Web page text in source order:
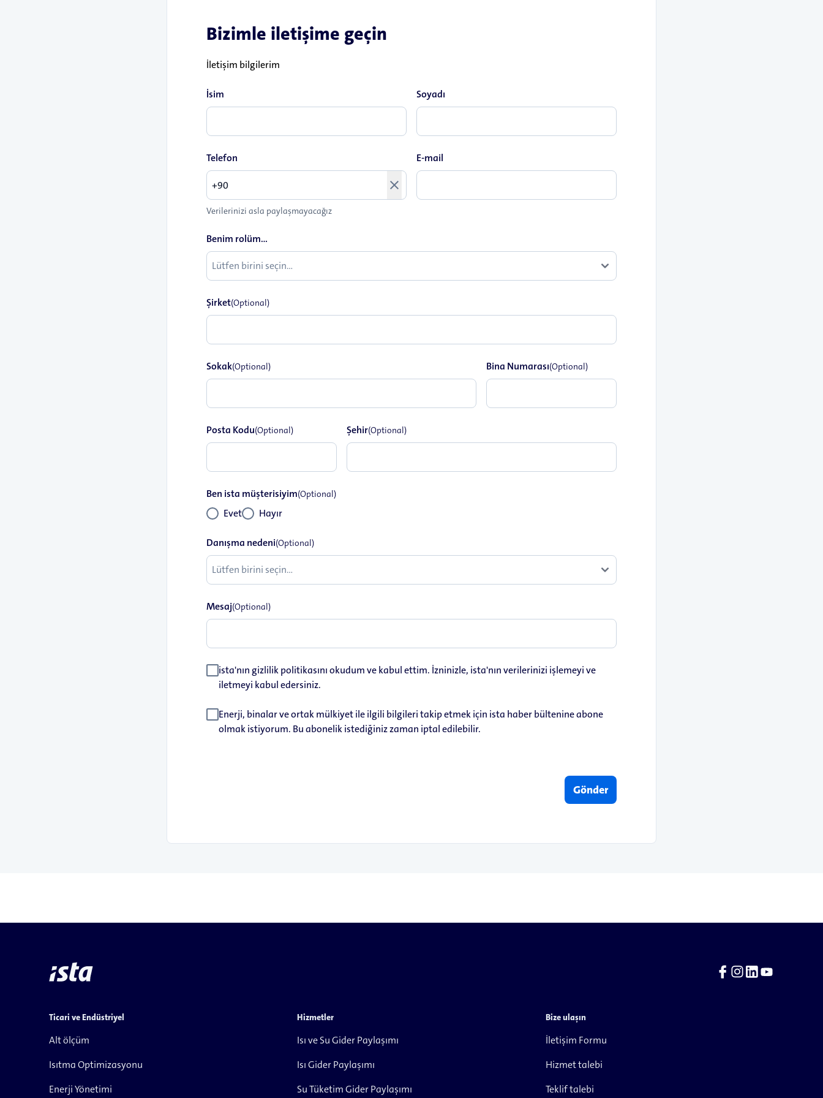
Bizimle iletişime geçin
İletişim bilgilerim
İsim Soyadı
Telefon
close
Verilerinizi asla paylaşmayacağız
E-mail
Benim rolüm...
Şirket(Optional)
Sokak(Optional) Bina Numarası(Optional)
Posta Kodu(Optional) Şehir(Optional)
Ben ista müşterisiyim(Optional)
Evet Hayır
Danışma nedeni(Optional)
Mesaj(Optional)
ista'nın gizlilik politikasını okudum ve kabul ettim. İzninizle, ista'nın verilerinizi işlemeyi ve
iletmeyi kabul edersiniz.
Enerji, binalar ve ortak mülkiyet ile ilgili bilgileri takip etmek için ista haber bültenine abone
olmak istiyorum. Bu abonelik istediğiniz zaman iptal edilebilir.
Gönder
Ticari ve Endüstriyel
Alt ölçüm
Isıtma Optimizasyonu
Enerji Yönetimi
Hizmetler
Isı ve Su Gider Paylaşımı
Isı Gider Paylaşımı
Su Tüketim Gider Paylaşımı
Bize ulaşın
İletişim Formu
Hizmet talebi
Teklif talebi